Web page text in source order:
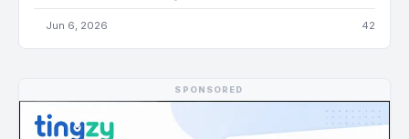
Jun 6, 2026 42
SPONSORED